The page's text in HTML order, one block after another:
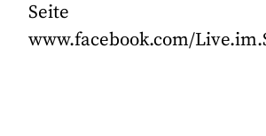
Seite
www.facebook.com/